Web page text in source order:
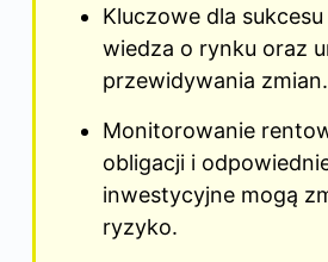
Kluczowe dla
wiedza o rynku oraz
przewidywania zmian.
Monitorowanie
obligacji i
inwestycyjne mogą
ryzyko.